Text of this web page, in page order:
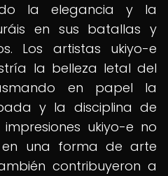
la elegancia y la
en sus batallas y
Los artistas ukiyo-e
la belleza letal del
en papel la
y la disciplina de
ukiyo-e no
en una forma de arte
contribuyeron a